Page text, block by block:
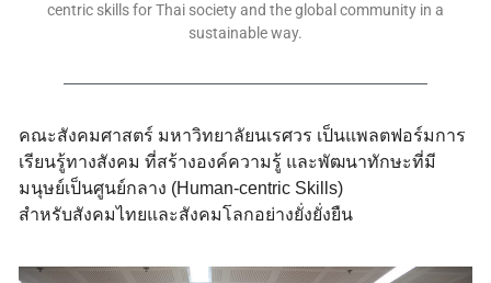
centric skills for Thai society and the global community in a
sustainable way.
คณะสังคมศาสตร์ มหาวิทยาลัยนเรศวร เป็นแพลตฟอร์มการ
เรียนรู้ทางสังคม ที่สร้างองค์ความรู้ และพัฒนาทักษะที่มี
มนุษย์เป็นศูนย์กลาง (Human-centric Skills)
สำหรับสังคมไทยและสังคมโลกอย่างยั่งยั่งยืน